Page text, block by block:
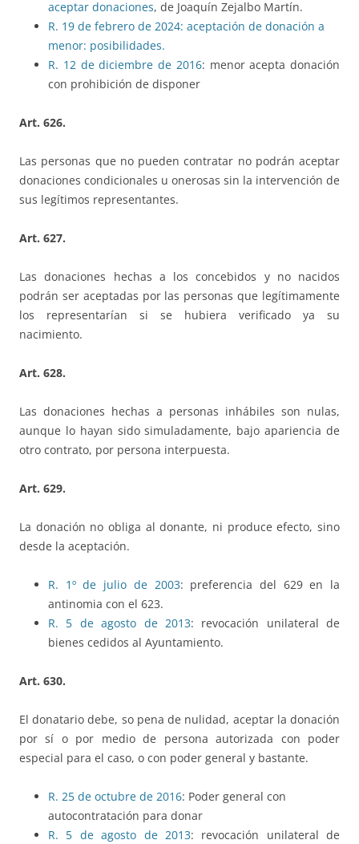
aceptar donaciones, de Joaquín Zejalbo Martín.
R. 19 de febrero de 2024: aceptación de donación a
menor: posibilidades.
R. 12 de diciembre de 2016: menor acepta donación
con prohibición de disponer
Art. 626.
Las personas que no pueden contratar no podrán aceptar
donaciones condicionales u onerosas sin la intervención de
sus legítimos representantes.
Art. 627.
Las donaciones hechas a los concebidos y no nacidos
podrán ser aceptadas por las personas que legíti­mamente
los representarían si se hubiera verificado ya su
nacimiento.
Art. 628.
Las donaciones hechas a personas inhábiles son nulas,
aunque lo hayan sido simuladamente, bajo apariencia de
otro contrato, por persona interpuesta.
Art. 629.
La donación no obliga al donante, ni produce efecto, sino
desde la aceptación.
R. 1º de julio de 2003: preferencia del 629 en la
antinomia con el 623.
R. 5 de agosto de 2013: revocación unilateral de
bienes cedidos al Ayuntamiento.
Art. 630.
El donatario debe, so pena de nulidad, aceptar la donación
por sí o por medio de persona autorizada con poder
especial para el caso, o con poder general y bastante.
R. 25 de octubre de 2016: Poder general con
autocontratación para donar
R. 5 de agosto de 2013: revocación unilateral de